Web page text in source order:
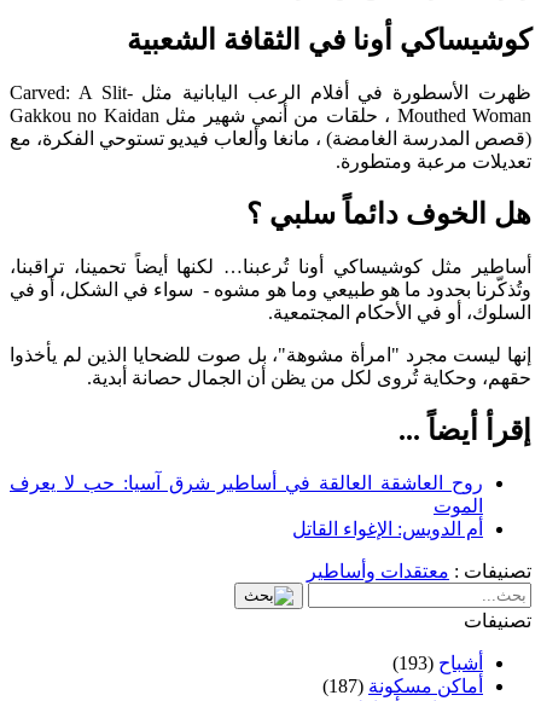
كوشيساكي أونا في الثقافة الشعبية
ظهرت الأسطورة في
أفلام الرعب اليابانية مثل Carved: A Slit-
Mouthed Woman ،
حلقات من أنمي شهير مثل Gakkou no Kaidan
(قصص المدرسة الغامضة) ، مانغا وألعاب فيديو تستوحي الفكرة، مع
تعديلات مرعبة ومتطورة.
هل الخوف دائماً سلبي ؟
أساطير مثل كوشيساكي أونا تُرعبنا… لكنها أيضاً تحمينا، تراقبنا،
وتُذكّرنا بحدود ما هو طبيعي وما هو مشوه - سواء في الشكل، أو في
السلوك، أو في الأحكام المجتمعية.
إنها ليست مجرد "امرأة مشوهة"، بل صوت للضحايا الذين لم يأخذوا
حقهم، وحكاية تُروى لكل من يظن أن الجمال حصانة أبدية.
إقرأ أيضاً ...
روح العاشقة العالقة في أساطير شرق آسيا: حب لا يعرف
الموت
أم الدويس: الإغواء القاتل
تصنيفات : معتقدات وأساطير
تصنيفات
أشباح (193)
أماكن مسكونة (187)